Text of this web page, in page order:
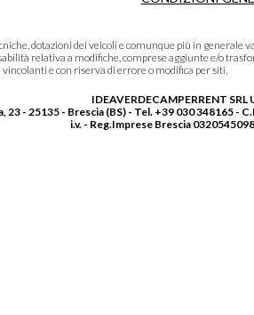
dotazioni dei veicoli e comunque più in generale
relativa a modifiche, comprese aggiunte e/o
e con riserva di errore o modifica per siti.
IDEAVERDECAMPERRENT SRL
23 - 25135 - Brescia (BS) - Tel. +39 030 348165 -
i.v. - Reg.Imprese Brescia